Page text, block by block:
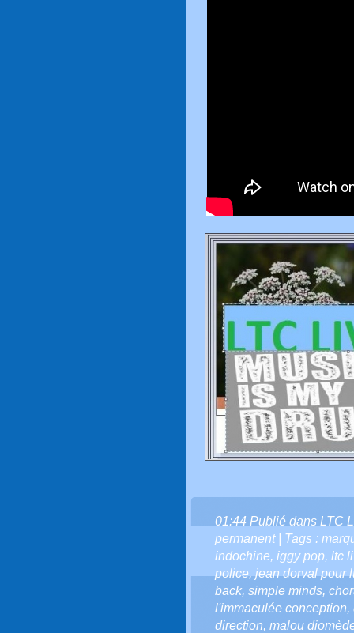
01:44 Publié dans LTC
permanent| Tags :
indochine, iggy pop, ltc
police,jean dorval pour
back, simple minds,
l'immaculée conception,
direction, malou